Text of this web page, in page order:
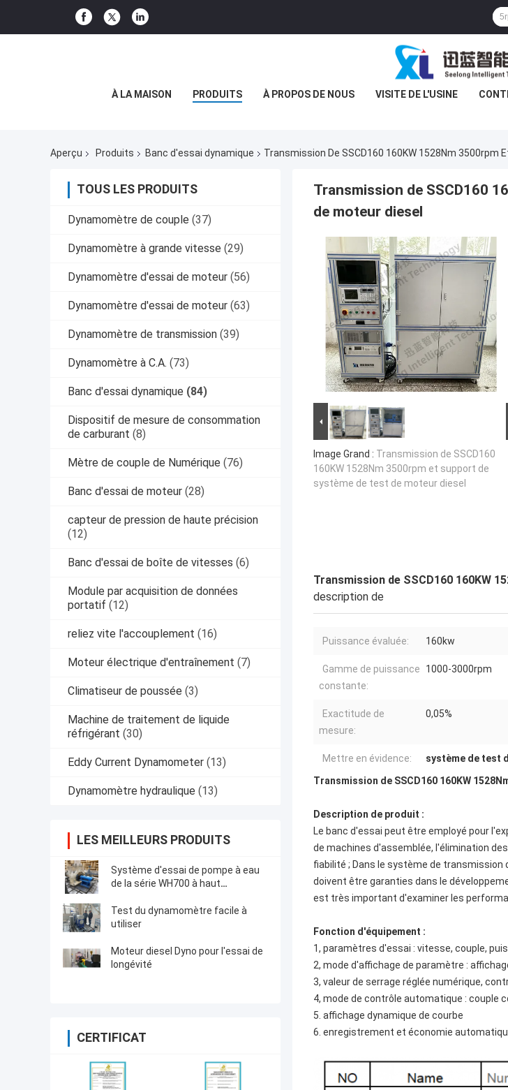
À LA MAISON PRODUITS À PROPOS DE NOUS VISITE DE L'USINE
Aperçu Produits Banc d'essai dynamique Transmission De SSCD160 160KW 1528Nm 3500rpm
TOUS LES PRODUITS
Dynamomètre de couple (37)
Dynamomètre à grande vitesse (29)
Dynamomètre d'essai de moteur (56)
Dynamomètre d'essai de moteur (63)
Dynamomètre de transmission (39)
Dynamomètre à C.A. (73)
Banc d'essai dynamique (84)
Dispositif de mesure de consommation
de carburant (8)
Mètre de couple de Numérique (76)
Banc d'essai de moteur (28)
capteur de pression de haute précision
(12)
Banc d'essai de boîte de vitesses (6)
Module par acquisition de données
portatif (12)
reliez vite l'accouplement (16)
Moteur électrique d'entraînement (7)
Climatiseur de poussée (3)
Machine de traitement de liquide
réfrigérant (30)
Eddy Current Dynamometer (13)
Dynamomètre hydraulique (13)
LES MEILLEURS PRODUITS
Système d'essai de pompe à eau
de la série WH700 à haut
Test du dynamomètre facile à
utiliser
Moteur diesel Dyno pour l'essai de
longévité
CERTIFICAT
Transmission de SSCD160
de moteur diesel
Image Grand : Transmission de SSCD160
160KW 1528Nm 3500rpm et support de
système de test de moteur diesel
Transmission de SSCD160 160KW
description de
Puissance évaluée: 160kw
Gamme de puissance
constante:
1000-3000rpm
Exactitude de
mesure:
0,05%
Mettre en évidence: système de test
Transmission de SSCD160 160KW
Description de produit :
Le banc d'essai peut être employé pour
de machines d'assemblée, l'élimination
fiabilité ; Dans le système de
doivent être garanties dans le
est très important d'examiner les
Fonction d'équipement :
1, paramètres d'essai : vitesse, couple,
2, mode d'affichage de paramètre :
3, valeur de serrage réglée numérique,
4, mode de contrôle automatique : couple
5. affichage dynamique de courbe
6. enregistrement et économie